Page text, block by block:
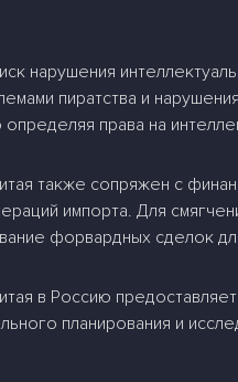
нарушения
пиратства и
права на
также сопряжен с
импорта. Для
форвардных сделок
в Россию
планирования и